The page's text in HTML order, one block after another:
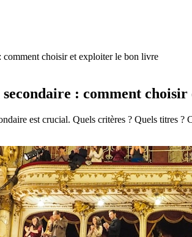
choisir et exploiter le bon livre
: comment
est crucial. Quels critères ? Quels titres ?